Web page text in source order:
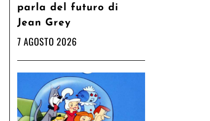
parla del futuro di
Jean Grey
7 AGOSTO 2026